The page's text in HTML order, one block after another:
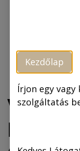
Kezdőlap
Írjon egy
szolgáltatás